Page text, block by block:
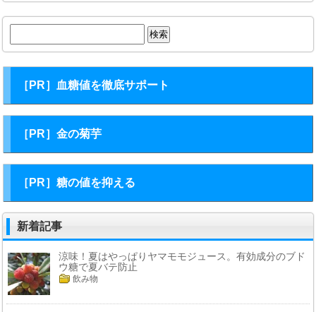
索:
［PR］血糖値を徹底サポート
［PR］金の菊芋
［PR］糖の値を抑える
新着記事
涼味！夏はやっぱりヤマモモジュース。有効成分のブド
ウ糖で夏バテ防止
飲み物